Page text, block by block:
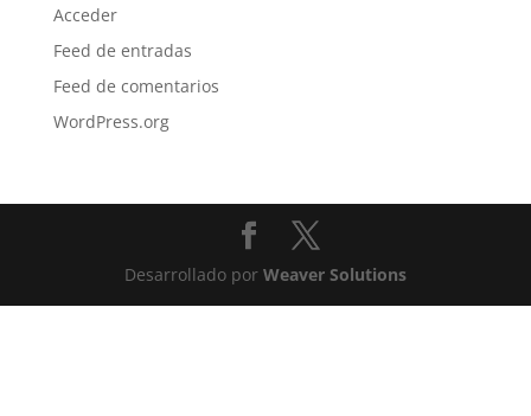
Acceder
Feed de entradas
Feed de comentarios
WordPress.org
Desarrollado por Weaver Solutions